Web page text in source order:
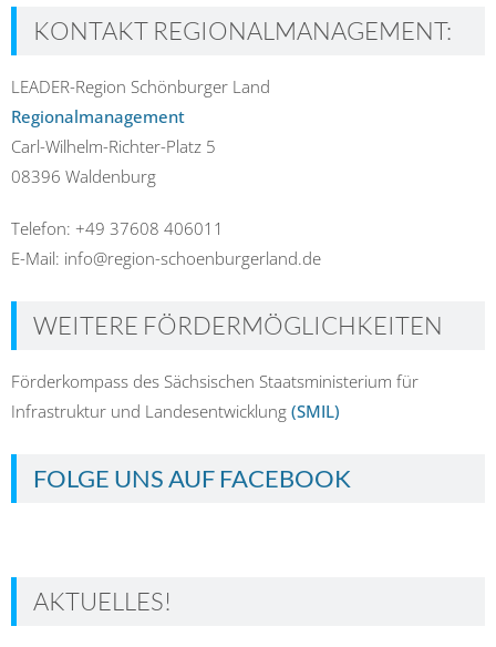
KONTAKT REGIONALMANAGEMENT:
LEADER-Region Schönburger Land
Regionalmanagement
Carl-Wilhelm-Richter-Platz 5
08396 Waldenburg
Telefon: +49 37608 406011
E-Mail: info@region-schoenburgerland.de
WEITERE FÖRDERMÖGLICHKEITEN
Förderkompass des Sächsischen Staatsministerium für
Infrastruktur und Landesentwicklung (SMIL)
FOLGE UNS AUF FACEBOOK
AKTUELLES!